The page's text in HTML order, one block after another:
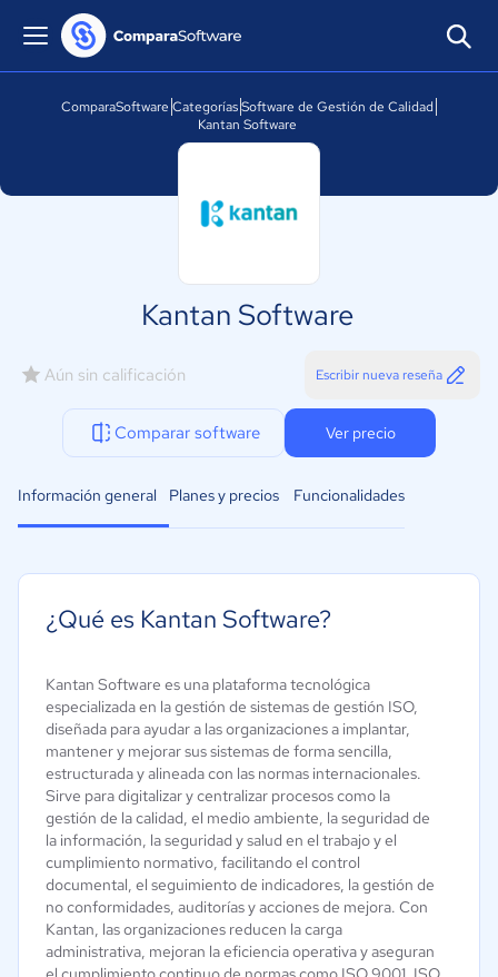
ComparaSoftware CategoríasSoftware de Gestión de Calidad
Kantan Software
Kantan Software
Aún sin calificación Escribir nueva reseña
Comparar software Ver precio
Información general Planes y precios Funcionalidades
¿Qué es Kantan Software?
Kantan Software es una plataforma tecnológica
especializada en la gestión de sistemas de gestión ISO,
diseñada para ayudar a las organizaciones a implantar,
mantener y mejorar sus sistemas de forma sencilla,
estructurada y alineada con las normas internacionales.
Sirve para digitalizar y centralizar procesos como la
gestión de la calidad, el medio ambiente, la seguridad de
la información, la seguridad y salud en el trabajo y el
cumplimiento normativo, facilitando el control
documental, el seguimiento de indicadores, la gestión de
no conformidades, auditorías y acciones de mejora. Con
Kantan, las organizaciones reducen la carga
administrativa, mejoran la eficiencia operativa y aseguran